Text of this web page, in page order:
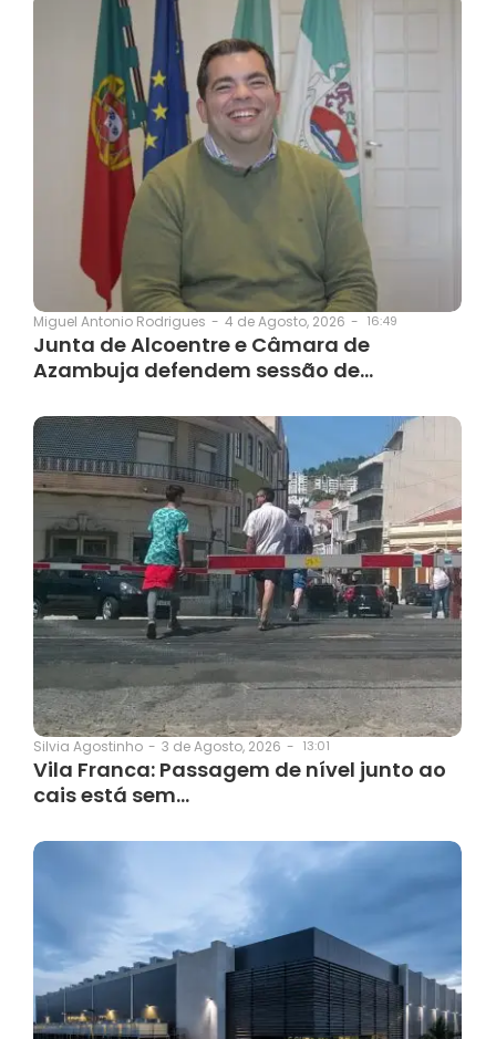
Miguel Antonio Rodrigues - 4 de Agosto, 2026 - 16:49
Junta de Alcoentre e Câmara de
Azambuja defendem sessão de…
Silvia Agostinho - 3 de Agosto, 2026 - 13:01
Vila Franca: Passagem de nível junto ao
cais está sem…